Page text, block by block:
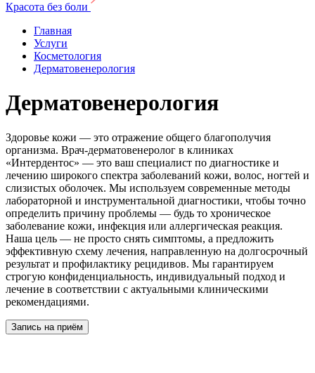
Красота без боли
Главная
Услуги
Косметология
Дерматовенерология
Дерматовенерология
Здоровье кожи — это отражение общего благополучия
организма. Врач-дерматовенеролог в клиниках
«Интердентос» — это ваш специалист по диагностике и
лечению широкого спектра заболеваний кожи, волос, ногтей и
слизистых оболочек. Мы используем современные методы
лабораторной и инструментальной диагностики, чтобы точно
определить причину проблемы — будь то хроническое
заболевание кожи, инфекция или аллергическая реакция.
Наша цель — не просто снять симптомы, а предложить
эффективную схему лечения, направленную на долгосрочный
результат и профилактику рецидивов. Мы гарантируем
строгую конфиденциальность, индивидуальный подход и
лечение в соответствии с актуальными клиническими
рекомендациями.
Запись на приём